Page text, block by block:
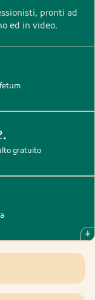
pronti ad
ed in video.
gratuito